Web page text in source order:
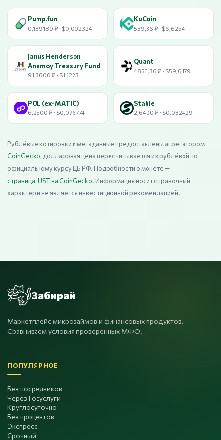
Pump.fun
0,189189 ₽ · $0,002324
KuCoin
539,36 ₽ · $6,6254
Janus Henderson
Anemoy Treasury Fund
91,3600 ₽ · $1,1223
Quant
4853,36 ₽ · $59,6179
POL (ex-MATIC)
6,2500 ₽ · $0,076774
​​Stable
2,6400 ₽ · $0,032429
Рублёвые котировки и метаданные предоставлены агрегатором
CoinGecko, долларовая цена пересчитывается из рублёвой по
официальному курсу ЦБ РФ. Подробности о монете —
страница JUST на CoinGecko. Информация носит справочный
характер и не является инвестиционной рекомендацией.
Забирай
Маркетплейс микрозаймов и финансовых продуктов.
Сравниваем условия проверенных МФО.
ПОПУЛЯРНОЕ
Без посредников
Через Госуслуги
Круглосуточно
Без процентов
Экспресс
Срочный